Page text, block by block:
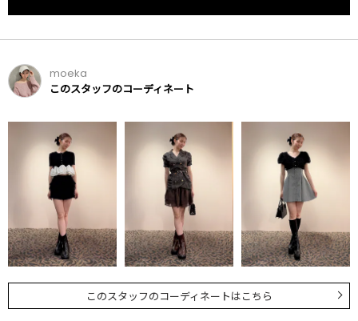
moeka
このスタッフのコーディネート
このスタッフのコーディネートはこちら